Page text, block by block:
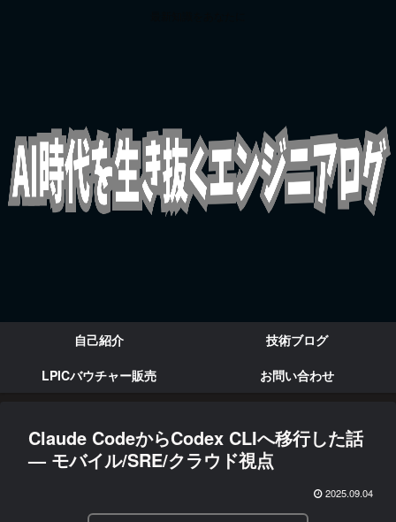
自己紹介
技術ブログ
LPICバウチャー販売
お問い合わせ
Claude CodeからCodex CLIへ移行した話
— モバイル/SRE/クラウド視点
2025.09.04